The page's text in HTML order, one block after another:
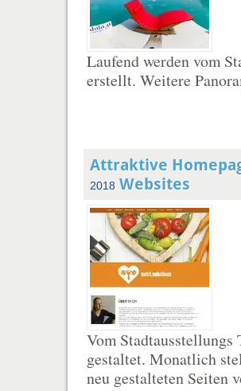
Laufend werden vom
erstellt. Weitere
Attraktive
2018 Websites
Vom Stadtausstellungs
gestaltet. Monatlich
neu gestalteten Seiten